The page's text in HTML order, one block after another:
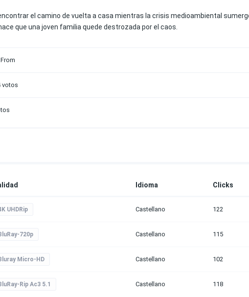
el camino de vuelta a casa mientras la crisis medioambiental
que una joven familia quede destrozada por el caos.
votos
Idioma Clicks
UHDRip Castellano 122
720p Castellano 115
Micro-HD Castellano 102
Rip Ac3 5.1 Castellano 118